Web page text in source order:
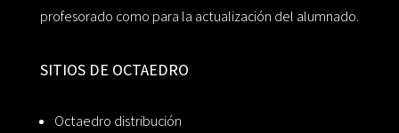
profesorado como para la actualización del alumnado.
SITIOS DE OCTAEDRO
Octaedro distribución